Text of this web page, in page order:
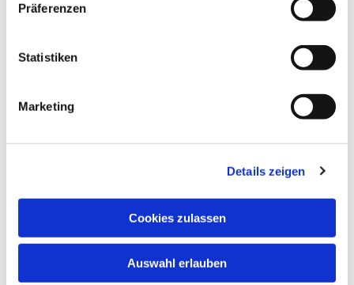
Präferenzen
Statistiken
Marketing
Details zeigen
Cookies zulassen
Auswahl erlauben